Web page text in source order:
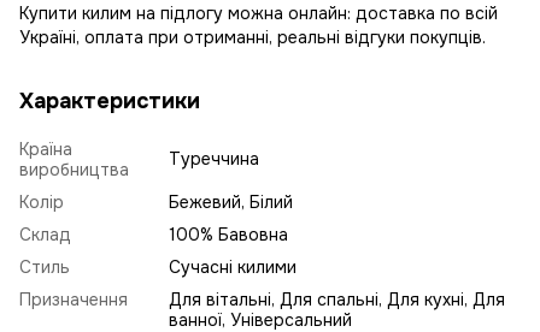
Купити килим на підлогу можна онлайн: доставка по всій
Україні, оплата при отриманні, реальні відгуки покупців.
Характеристики
Країна
виробництва
Туреччина
Колір
Бежевий, Білий
Склад
100% Бавовна
Стиль
Сучасні килими
Призначення
Для вітальні, Для спальні, Для кухні, Для
ванної, Універсальний